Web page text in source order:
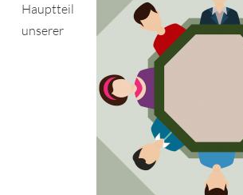
Hauptteil
unserer